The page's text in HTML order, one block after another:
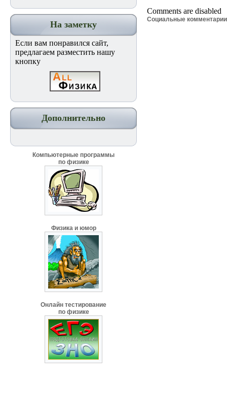
На заметку
Если вам понравился сайт,
предлагаем разместить нашу
кнопку
Дополнительно
Компьютерные программы
по физике
Физика и юмор
Онлайн тестирование
по физике
Comments are disabled
Социальные